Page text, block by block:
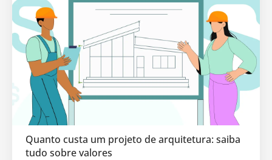
Quanto custa um projeto de arquitetura: saiba
tudo sobre valores